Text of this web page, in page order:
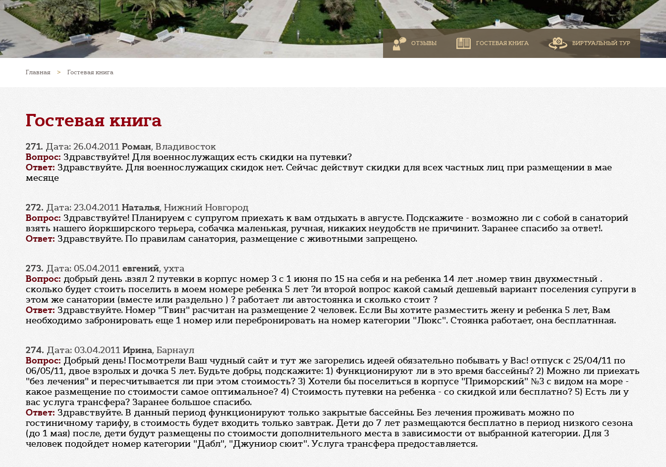
ОТЗЫВЫ ГОСТЕВАЯ КНИГА ВИРТУАЛЬНЫЙ ТУР
Главная > Гостевая книга
Гостевая книга
271. Дата: 26.04.2011 Роман, Владивосток
Вопрос: Здравствуйте! Для военнослужащих есть скидки на путевки?
Ответ: Здравствуйте. Для военнослужащих скидок нет. Сейчас действут скидки для всех частных лиц при размещении в мае
месяце
272. Дата: 23.04.2011 Наталья, Нижний Новгород
Вопрос: Здравствуйте! Планируем с супругом приехать к вам отдыхать в августе. Подскажите - возможно ли с собой в санаторий
взять нашего йоркширского терьера, собачка маленькая, ручная, никаких неудобств не причинит. Заранее спасибо за ответ!.
Ответ: Здравствуйте. По правилам санатория, размещение с животными запрещено.
273. Дата: 05.04.2011 евгений, ухта
Вопрос: добрый день .взял 2 путевки в корпус номер 3 с 1 июня по 15 на себя и на ребенка 14 лет .номер твин двухместный .
сколько будет стоить поселить в моем номере ребенка 5 лет ?и второй вопрос какой самый дешевый вариант поселения супруги в
этом же санатории (вместе или раздельно ) ? работает ли автостоянка и сколько стоит ?
Ответ: Здравствуйте. Номер "Твин" расчитан на размещение 2 человек. Если Вы хотите разместить жену и ребенка 5 лет, Вам
необходимо забронировать еще 1 номер или перебронировать на номер категории "Люкс". Стоянка работает, она бесплатнная.
274. Дата: 03.04.2011 Ирина, Барнаул
Вопрос: Добрый день! Посмотрели Ваш чудный сайт и тут же загорелись идеей обязательно побывать у Вас! отпуск с 25/04/11 по
06/05/11, двое взролых и дочка 5 лет. Будьте добры, подскажите: 1) Функционируют ли в это время бассейны? 2) Можно ли приехать
"без лечения" и пересчитывается ли при этом стоимость? 3) Хотели бы поселиться в корпусе "Приморский" №3 с видом на море -
какое размещение по стоимости самое оптимальное? 4) Стоимость путевки на ребенка - со скидкой или бесплатно? 5) Есть ли у
вас услуга трансфера? Заранее большое спасибо.
Ответ: Здравствуйте. В данный период функционируют только закрытые бассейны. Без лечения проживать можно по
гостиничному тарифу, в стоимость будет входить только завтрак. Дети до 7 лет размещаются бесплатно в период низкого сезона
(до 1 мая) после, дети будут размещены по стоимости дополнительного места в зависимости от выбранной категории. Для 3
человек подойдет номер категории "Дабл", "Джуниор сюит". Услуга трансфера предоставляется.